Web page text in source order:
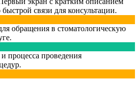
связи для консультации.
обращения в стоматологическую
процесса проведения